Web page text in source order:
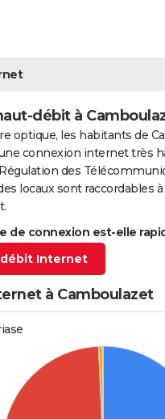
TV
débit à
optique, les habitants de
connexion internet très
des
locaux sont raccordables
de connexion est-elle
Internet
à Camboulazet